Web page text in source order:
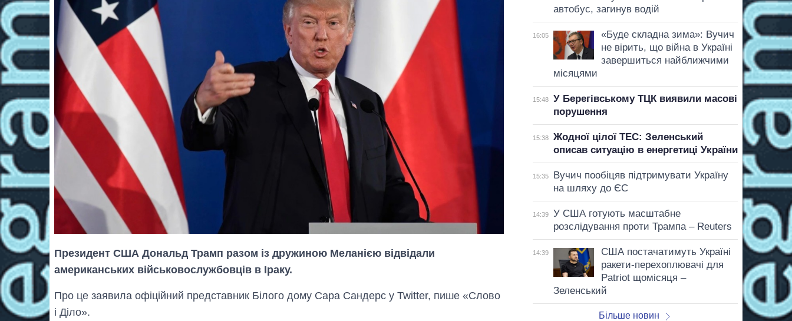
Президент США Дональд Трамп разом із дружиною Меланією відвідали
американських військовослужбовців в Іраку.
Про це заявила офіційний представник Білого дому Сара Сандерс у Twitter, пише «Слово
і Діло».
автобус, загинув водій
16:05
«Буде складна зима»: Вучич
не вірить, що війна в Україні
завершиться найближчими
місяцями
15:48
У Берегівському ТЦК виявили масові
порушення
15:38
Жодної цілої ТЕС: Зеленський
описав ситуацію в енергетиці України
15:35
Вучич пообіцяв підтримувати Україну
на шляху до ЄС
14:39
У США готують масштабне
розслідування проти Трампа – Reuters
14:39
США постачатимуть Україні
ракети-перехоплювачі для
Patriot щомісяця –
Зеленський
Більше новин